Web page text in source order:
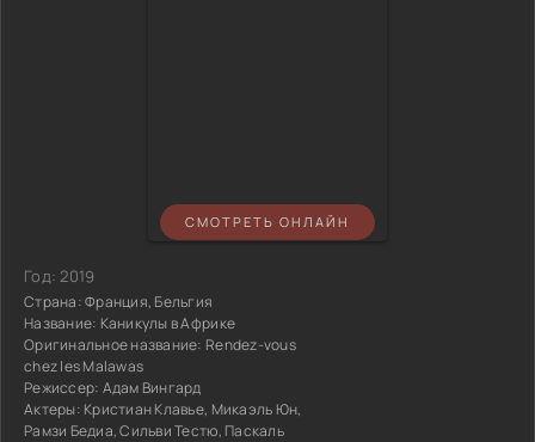
СМОТРЕТЬ ОНЛАЙН
Год:2019
Страна:Франция, Бельгия
Название: Каникулы в Африке
Оригинальное название: Rendez-vous
chez les Malawas
Режиссер: Адам Вингард
Актеры: Кристиан Клавье, Микаэль Юн,
Рамзи Бедиа, Сильви Тестю, Паскаль